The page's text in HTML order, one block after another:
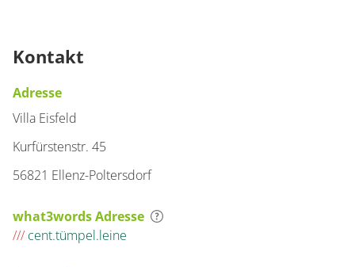
Kontakt
Adresse
Villa Eisfeld
Kurfürstenstr. 45
56821 Ellenz-Poltersdorf
what3words Adresse
/// cent.tümpel.leine